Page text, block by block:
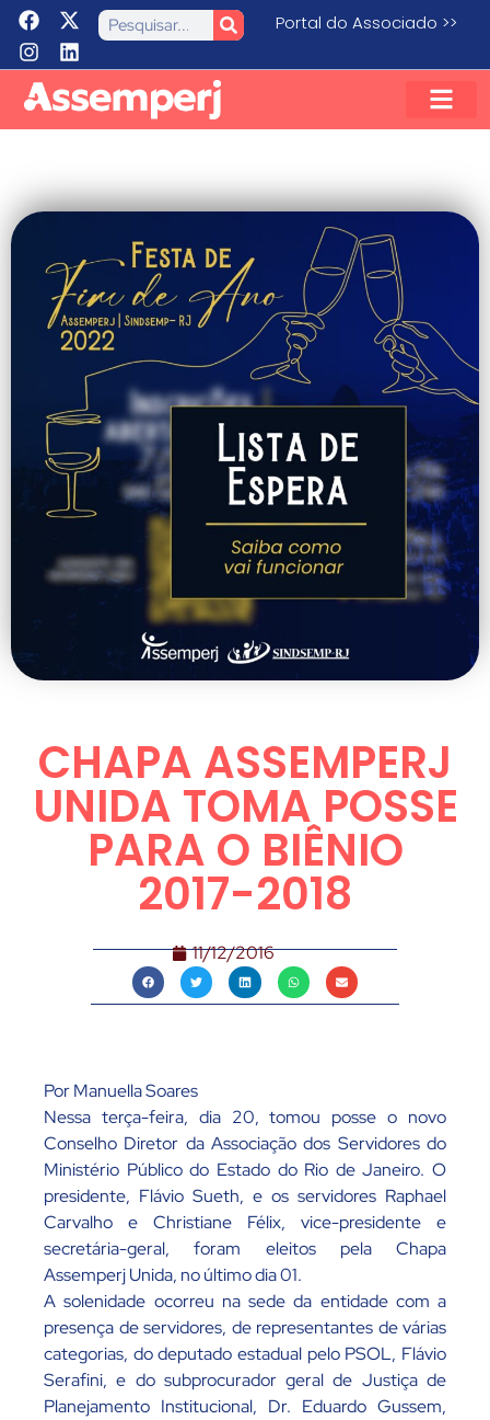
Portal do Associado >>
CHAPA ASSEMPERJ
UNIDA TOMA POSSE
PARA O BIÊNIO
2017-2018
11/12/2016
Por Manuella Soares
Nessa terça-feira, dia 20, tomou posse o novo
Conselho Diretor da Associação dos Servidores do
Ministério Público do Estado do Rio de Janeiro. O
presidente, Flávio Sueth, e os servidores Raphael
Carvalho e Christiane Félix, vice-presidente e
secretária-geral, foram eleitos pela Chapa
Assemperj Unida, no último dia 01.
A solenidade ocorreu na sede da entidade com a
presença de servidores, de representantes de várias
categorias, do deputado estadual pelo PSOL, Flávio
Serafini, e do subprocurador geral de Justiça de
Planejamento Institucional, Dr. Eduardo Gussem,